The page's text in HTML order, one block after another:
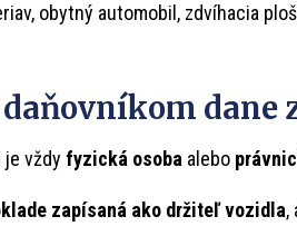
obytný automobil, zdvíhacia
dane
je vždy fyzická osoba alebo
zapísaná ako držiteľ vozidla,